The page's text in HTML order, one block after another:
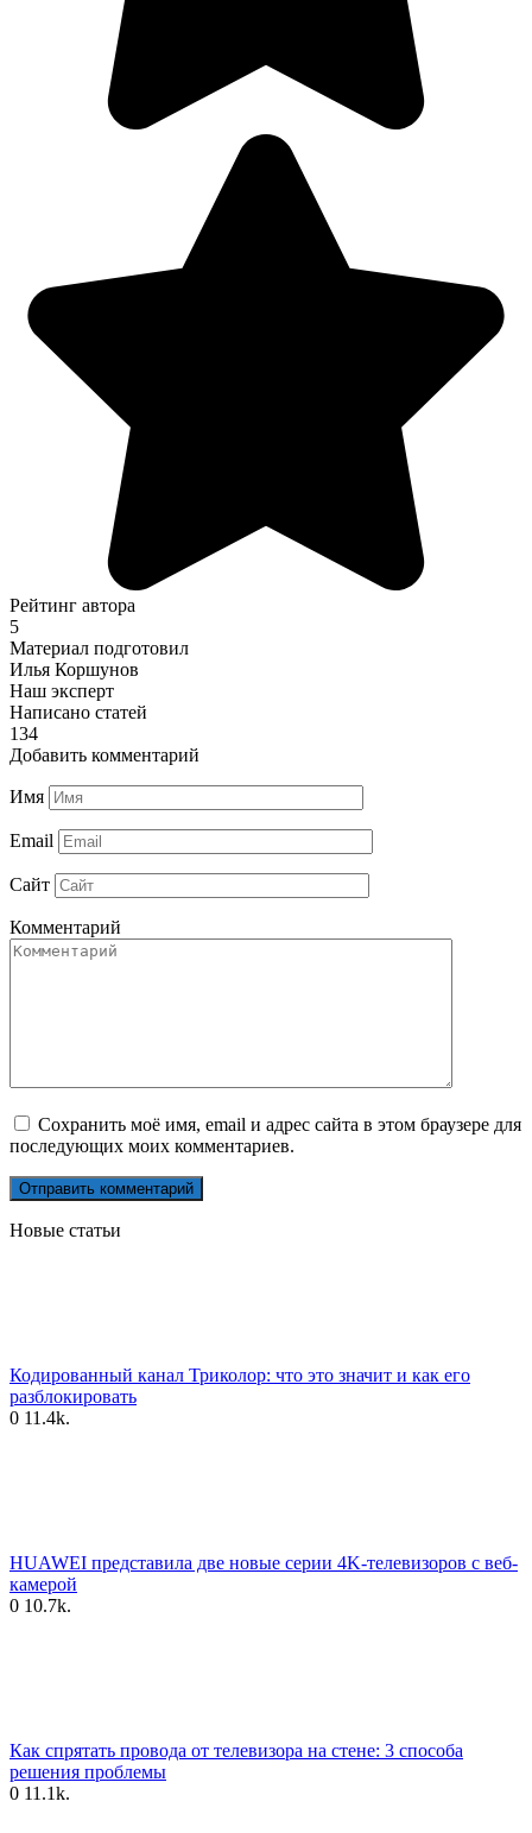
Рейтинг автора
5
Материал подготовил
Илья Коршунов
Наш эксперт
Написано статей
134
Добавить комментарий
Имя
Email
Сайт
Комментарий
Сохранить моё имя, email и адрес сайта в этом браузере для
последующих моих комментариев.
Новые статьи
Кодированный канал Триколор: что это значит и как его
разблокировать
0 11.4k.
HUAWEI представила две новые серии 4K-телевизоров с веб-
камерой
0 10.7k.
Как спрятать провода от телевизора на стене: 3 способа
решения проблемы
0 11.1k.